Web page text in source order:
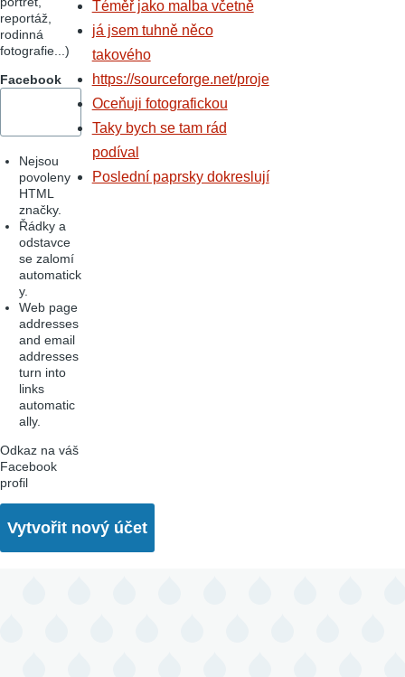
reportáž,
rodinná
fotografie...)
Facebook
Nejsou
povoleny
HTML
značky.
Řádky a
odstavce
se zalomí
automatick
y.
Web page
addresses
and email
addresses
turn into
links
automatic
ally.
Odkaz na váš
Facebook
profil
Téměř jako malba včetně
já jsem tuhně něco
takového
https://sourceforge.net/proje
Oceňuji fotografickou
Taky bych se tam rád
podíval
Poslední paprsky dokreslují